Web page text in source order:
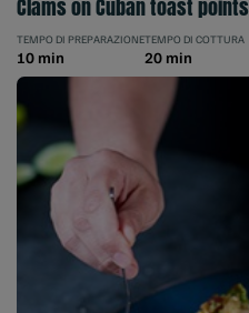
Clams on Cuban toast points
TEMPO DI PREPARAZIONE
10 min
TEMPO DI COTTURA
20 min